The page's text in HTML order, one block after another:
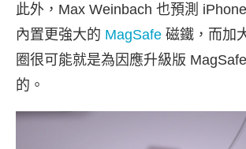
此外，Max Weinbach 也預測
內置更強大的 MagSafe 磁鐵，而加
圈很可能就是為因應升級版
的。